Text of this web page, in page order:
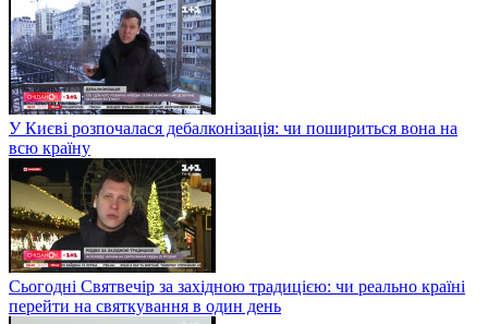
У Києві розпочалася дебалконізація: чи пошириться вона на
всю країну
Сьогодні Святвечір за західною традицією: чи реально країні
перейти на святкування в один день